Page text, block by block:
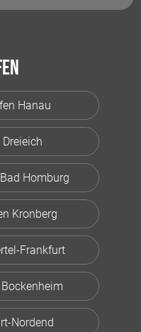
Hanau
Homburg
Kronberg
Frankfurt
Nordend